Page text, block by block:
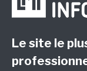
Le site le